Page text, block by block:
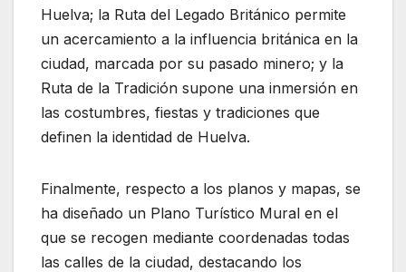
Huelva; la Ruta del Legado Británico permite
un acercamiento a la influencia británica en la
ciudad, marcada por su pasado minero; y la
Ruta de la Tradición supone una inmersión en
las costumbres, fiestas y tradiciones que
definen la identidad de Huelva.
Finalmente, respecto a los planos y mapas, se
ha diseñado un Plano Turístico Mural en el
que se recogen mediante coordenadas todas
las calles de la ciudad, destacando los